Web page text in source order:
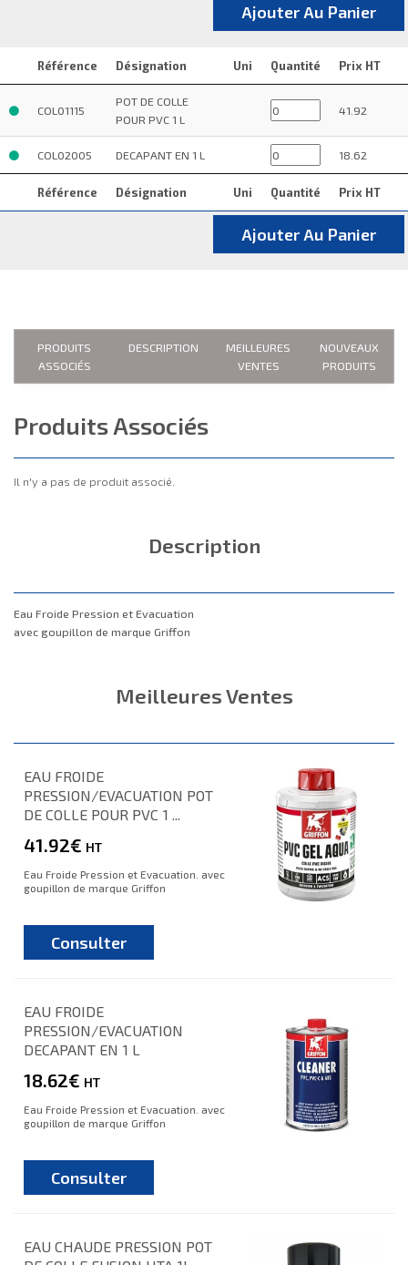
Ajouter Au Panier
Référence Désignation Uni Quantité Prix HT
Référence Désignation Uni Quantité Prix HT
COL01115
POT DE COLLE
POUR PVC 1 L
41.92
COL02005 DECAPANT EN 1 L 18.62
Ajouter Au Panier
PRODUITS
ASSOCIÉS
DESCRIPTION
MEILLEURES
VENTES
NOUVEAUX
PRODUITS
Produits Associés
Il n'y a pas de produit associé.
Description
Eau Froide Pression et Evacuation
avec goupillon de marque Griffon
Meilleures Ventes
EAU FROIDE
PRESSION/EVACUATION POT
DE COLLE POUR PVC 1 ...
41.92€ HT
Eau Froide Pression et Evacuation. avec
goupillon de marque Griffon
Consulter
EAU FROIDE
PRESSION/EVACUATION
DECAPANT EN 1 L
18.62€ HT
Eau Froide Pression et Evacuation. avec
goupillon de marque Griffon
Consulter
EAU CHAUDE PRESSION POT